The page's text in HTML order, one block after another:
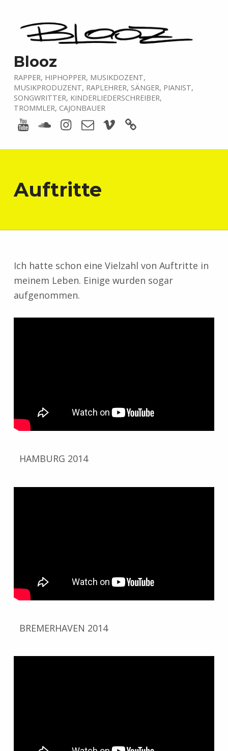
Blooz
RAPPER, HIPHOPPER, MUSIKDOZENT,
MUSIKPRODUZENT, RAPLEHRER, SÄNGER, PIANIST,
SONGWRITTER, KINDERLIEDERSCHREIBER,
TROMMLER, CAJONBAUER
Youtube
Soundcloud
Instagram
E-MailVimeo
Auftritte
Ich hatte schon eine Vielzahl von Auftritte in
meinem Leben. Einige wurden sogar
aufgenommen.
HAMBURG 2014
BREMERHAVEN 2014